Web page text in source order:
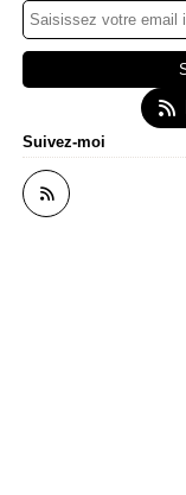
Suivez-moi